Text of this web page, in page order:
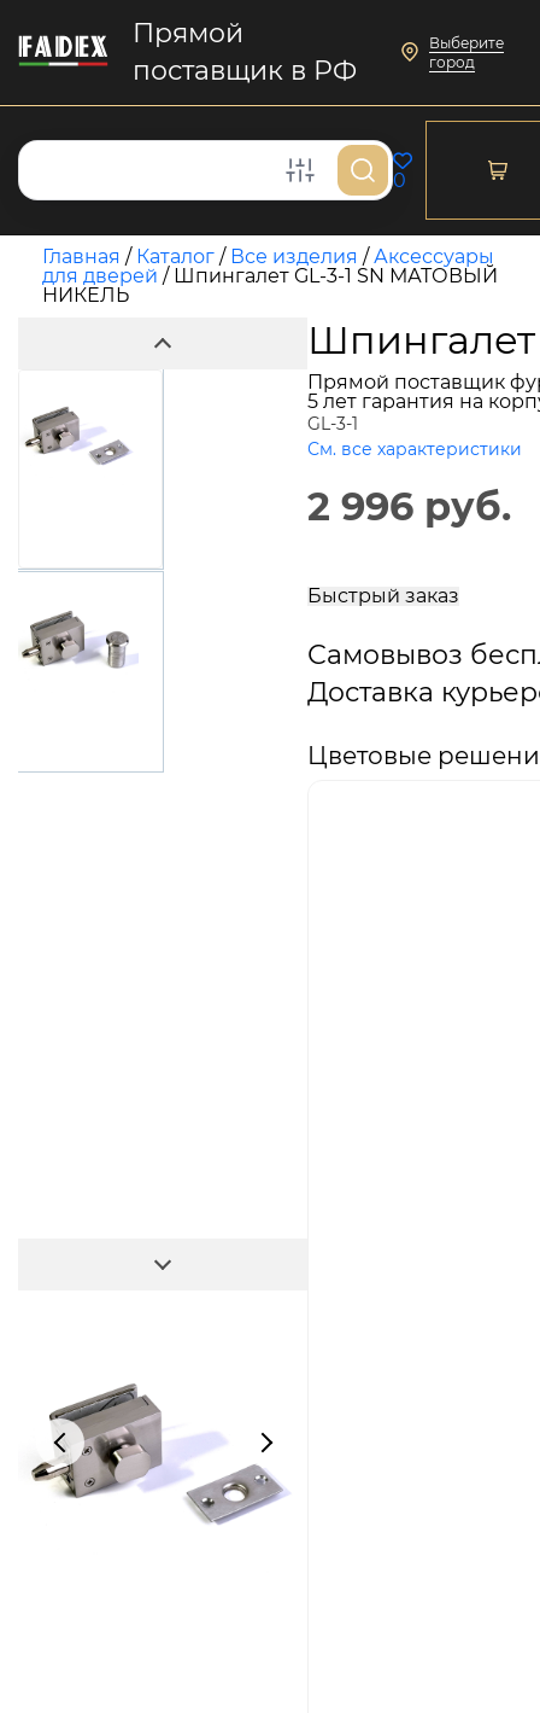
Прямой
поставщик в РФ
Выберите
город
0
Главная / Каталог / Все изделия /Аксессуары
для дверей / Шпингалет GL-3-1 SN МАТОВЫЙ
НИКЕЛЬ
Прямой поставщик
5 лет гарантия на
GL-3-1
См. все характеристики
2 996 руб.
Быстрый заказ
Самовывоз
Доставка
Цветовые